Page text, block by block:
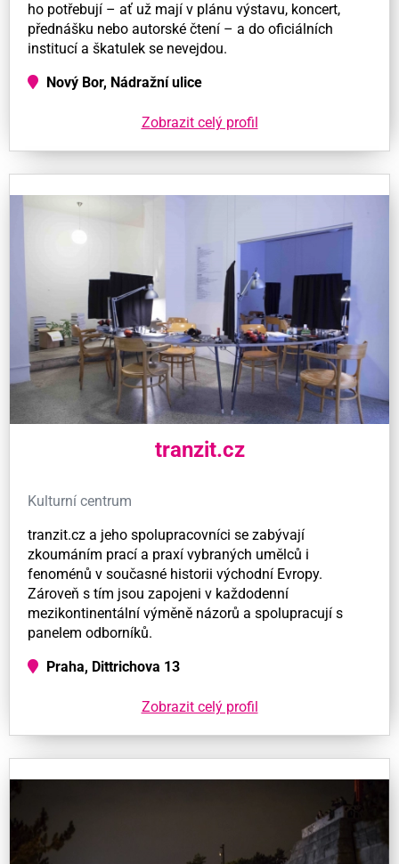
ho potřebují – ať už mají v plánu výstavu, koncert,
přednášku nebo autorské čtení – a do oficiálních
institucí a škatulek se nevejdou.
Nový Bor, Nádražní ulice
Zobrazit celý profil
tranzit.cz
Kulturní centrum
tranzit.cz a jeho spolupracovníci se zabývají
zkoumáním prací a praxí vybraných umělců i
fenoménů v současné historii východní Evropy.
Zároveň s tím jsou zapojeni v každodenní
mezikontinentální výměně názorů a spolupracují s
panelem odborníků.
Praha, Dittrichova 13
Zobrazit celý profil